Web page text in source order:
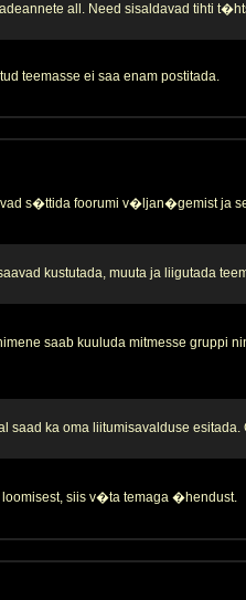
all. Need sisaldavad tihti
teemasse ei saa enam postitada.
s�ttida foorumi v�ljan�gemist
kustutada, muuta ja liigutada
saab kuuluda mitmesse
ka oma liitumisavalduse
loomisest, siis v�ta temaga �hendust.